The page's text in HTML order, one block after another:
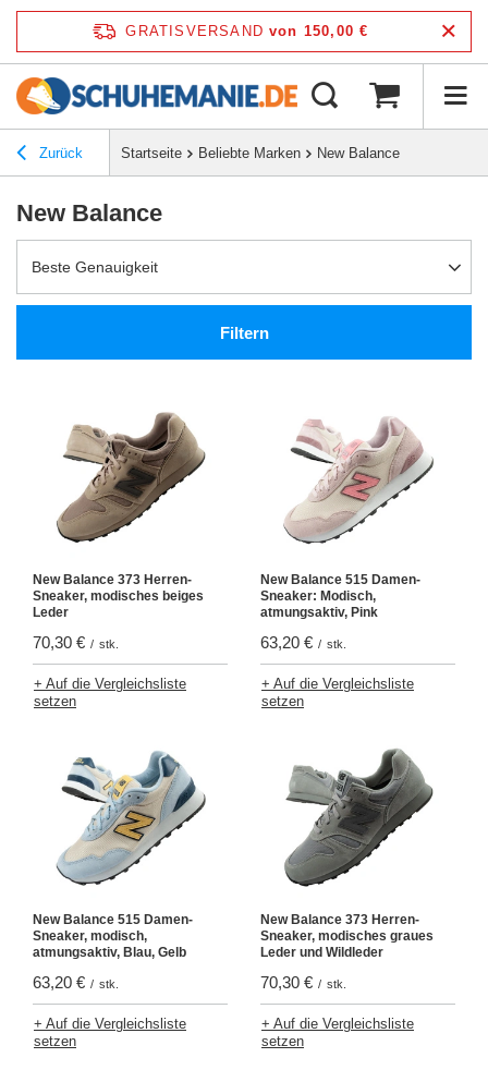
GRATISVERSAND von 150,00 €
Zurück Startseite Beliebte Marken New Balance
New Balance
Beste Genauigkeit
Filtern
New Balance 373 Herren-
Sneaker, modisches beiges
Leder
70,30 € / stk.
+ Auf die Vergleichsliste
setzen
New Balance 515 Damen-
Sneaker: Modisch,
atmungsaktiv, Pink
63,20 € / stk.
+ Auf die Vergleichsliste
setzen
New Balance 515 Damen-
Sneaker, modisch,
atmungsaktiv, Blau, Gelb
63,20 € / stk.
+ Auf die Vergleichsliste
setzen
New Balance 373 Herren-
Sneaker, modisches graues
Leder und Wildleder
70,30 € / stk.
+ Auf die Vergleichsliste
setzen